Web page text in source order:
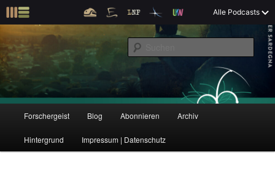
m
p
r
i
ä
Alle Podcasts
Forschergeist
Der Interview-Podcast zu Bildung und Forschung
u
e
p
Z
u
Z
u
Forschergeist Blog Abonnieren Archiv
Hintergrund Impressum | Datenschutz